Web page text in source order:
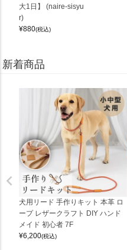
大1日】 (naire-sisyu
r)
¥880(税込)
新着商品
犬用リード 手作りキット 本革 ロ
ープ レザークラフト DIY ハンド
メイド 初心者 7F
¥6,200(税込)